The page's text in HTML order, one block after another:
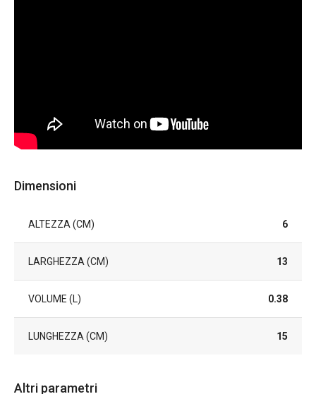
Dimensioni
ALTEZZA (CM) 6
LARGHEZZA (CM) 13
VOLUME (L) 0.38
LUNGHEZZA (CM) 15
Altri parametri